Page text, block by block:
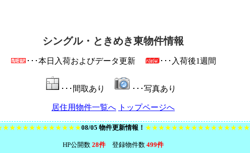
シングル・ときめき東物件情報
･･･本日入荷およびデータ更新 ･･･入荷後1週間
･･･間取あり ･･･写真あり
居住用物件一覧へ トップページへ
08/05 物件更新情報！ ★★★★★★★★★★★★★★★★
HP公開数 28件 登録物件数 499件